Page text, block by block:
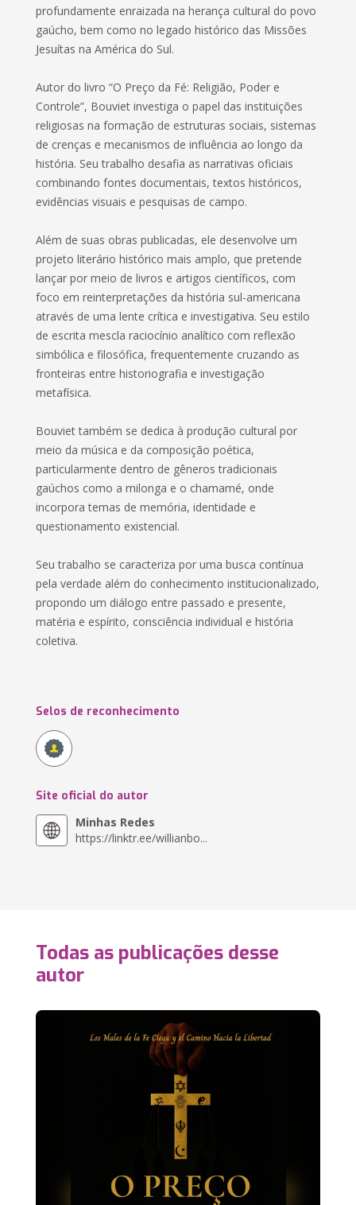
profundamente enraizada na herança cultural do povo
gaúcho, bem como no legado histórico das Missões
Jesuítas na América do Sul.
Autor do livro “O Preço da Fé: Religião, Poder e
Controle”, Bouviet investiga o papel das instituições
religiosas na formação de estruturas sociais, sistemas
de crenças e mecanismos de influência ao longo da
história. Seu trabalho desafia as narrativas oficiais
combinando fontes documentais, textos históricos,
evidências visuais e pesquisas de campo.
Além de suas obras publicadas, ele desenvolve um
projeto literário histórico mais amplo, que pretende
lançar por meio de livros e artigos científicos, com
foco em reinterpretações da história sul-americana
através de uma lente crítica e investigativa. Seu estilo
de escrita mescla raciocínio analítico com reflexão
simbólica e filosófica, frequentemente cruzando as
fronteiras entre historiografia e investigação
metafísica.
Bouviet também se dedica à produção cultural por
meio da música e da composição poética,
particularmente dentro de gêneros tradicionais
gaúchos como a milonga e o chamamé, onde
incorpora temas de memória, identidade e
questionamento existencial.
Seu trabalho se caracteriza por uma busca contínua
pela verdade além do conhecimento institucionalizado,
propondo um diálogo entre passado e presente,
matéria e espírito, consciência individual e história
coletiva.
Selos de reconhecimento
Site oficial do autor
Minhas Redes
https://linktr.ee/willianbo...
Todas as publicações desse
autor